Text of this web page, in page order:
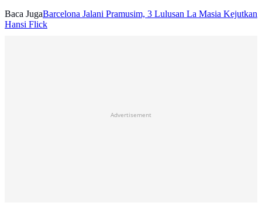
Baca JugaBarcelona Jalani Pramusim, 3 Lulusan La Masia Kejutkan
Hansi Flick
Advertisement